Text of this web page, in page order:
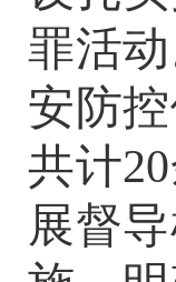
罪活
安防控
共计20
展督